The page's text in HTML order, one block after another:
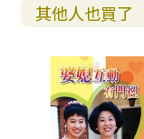
其他人也買了